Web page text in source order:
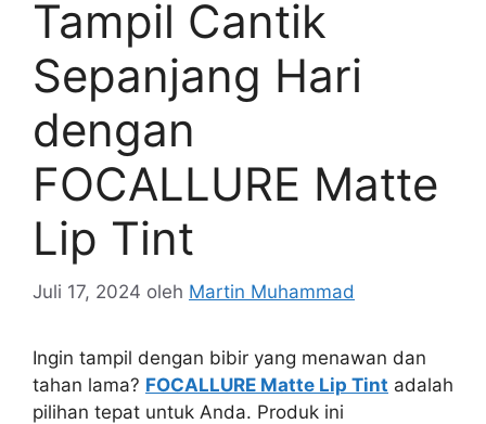
Tampil Cantik
Sepanjang Hari
dengan
FOCALLURE Matte
Lip Tint
Juli 17, 2024 oleh Martin Muhammad
Ingin tampil dengan bibir yang menawan dan
tahan lama? FOCALLURE Matte Lip Tint adalah
pilihan tepat untuk Anda. Produk ini